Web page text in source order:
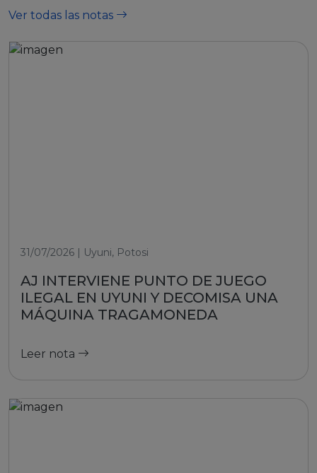
Ver todas las notas
31/07/2026 | Uyuni, Potosi
AJ INTERVIENE PUNTO DE JUEGO
ILEGAL EN UYUNI Y DECOMISA UNA
MÁQUINA TRAGAMONEDA
Leer nota